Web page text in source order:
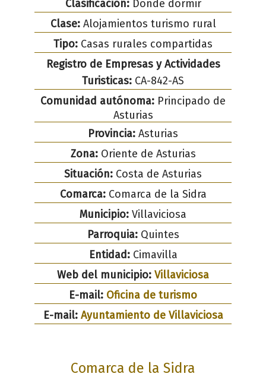
Clasificación:Dónde dormir
Clase:Alojamientos turismo rural
Tipo: Casas rurales compartidas
Registro de Empresas y Actividades
Turisticas: CA-842-AS
Comunidad autónoma: Principado de
Asturias
Provincia: Asturias
Zona:Oriente de Asturias
Situación: Costa de Asturias
Comarca:Comarca de la Sidra
Municipio: Villaviciosa
Parroquia:Quintes
Entidad:Cimavilla
Web del municipio: Villaviciosa
E-mail: Oficina de turismo
E-mail: Ayuntamiento de Villaviciosa
Comarca de la Sidra